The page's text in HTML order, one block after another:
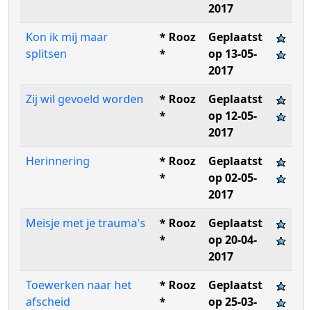
2017
Kon ik mij maar
splitsen
* Rooz
*
Geplaatst
op 13-05-
2017
Zij wil gevoeld worden
* Rooz
*
Geplaatst
op 12-05-
2017
Herinnering
* Rooz
*
Geplaatst
op 02-05-
2017
Meisje met je trauma's
* Rooz
*
Geplaatst
op 20-04-
2017
Toewerken naar het
afscheid
* Rooz
*
Geplaatst
op 25-03-